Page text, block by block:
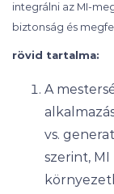
integrálni az MI-
biztonság és
rövid tartalma:
A
vs.
szerint,